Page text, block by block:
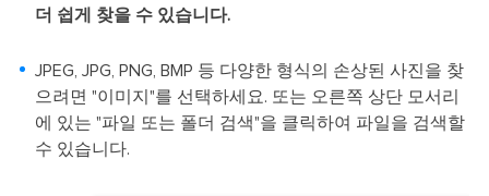
더 쉽게 찾을 수 있습니다.
JPEG, JPG, PNG, BMP 등 다양한 형식의 손상된 사진을 찾
으려면 "이미지"를 선택하세요. 또는 오른쪽 상단 모서리
에 있는 "파일 또는 폴더 검색"을 클릭하여 파일을 검색할
수 있습니다.